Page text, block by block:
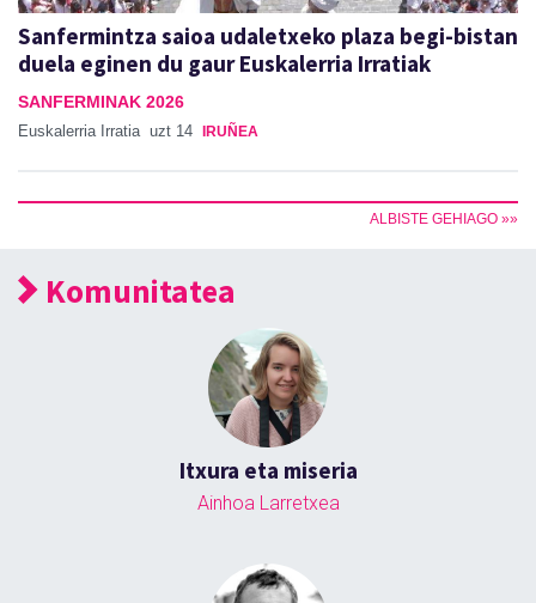
Sanfermintza saioa udaletxeko plaza begi-bistan
duela eginen du gaur Euskalerria Irratiak
SANFERMINAK 2026
Euskalerria Irratia uzt 14 IRUÑEA
ALBISTE GEHIAGO »»
Komunitatea
Itxura eta miseria
Ainhoa Larretxea